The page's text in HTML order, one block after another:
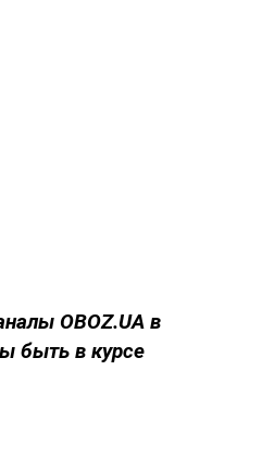
OBOZ.UA в
быть в курсе